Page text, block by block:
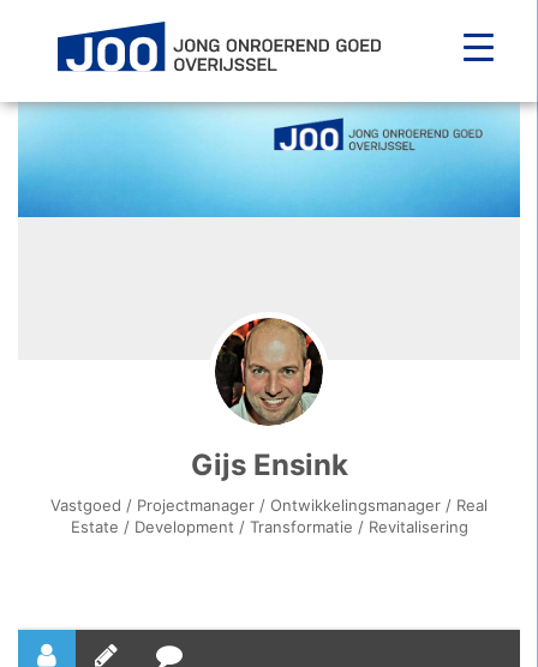
Main Navigation
Gijs Ensink
Vastgoed / Projectmanager / Ontwikkelingsmanager / Real
Estate / Development / Transformatie / Revitalisering